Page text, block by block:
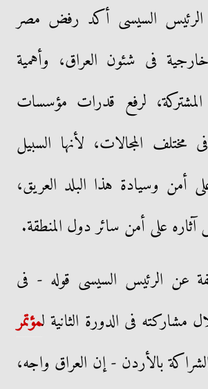
الرئيس السيسى أكد رفض مصر
فى شئون العراق، وأهمية
المشتركة، لرفع قدرات مؤسسات
فى مختلف المجالات، لأنها السبيل
أمن وسيادة هذا البلد العريق،
على أمن سائر دول المنطقة.
عن الرئيس السيسى قوله - فى
فى الدورة الثانية لمؤتمر
بالأردن - إن العراق واجه،